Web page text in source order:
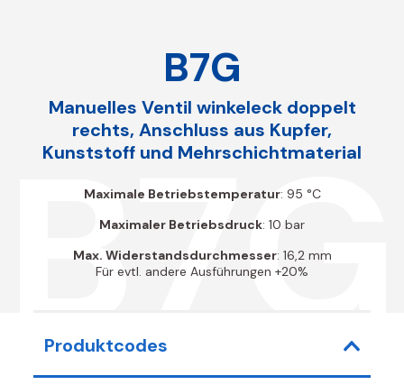
B7G
B7G
Manuelles Ventil winkeleck doppelt
rechts, Anschluss aus Kupfer,
Kunststoff und Mehrschichtmaterial
Maximale Betriebstemperatur: 95 °C
Maximaler Betriebsdruck: 10 bar
Max. Widerstandsdurchmesser: 16,2 mm
Für evtl. andere Ausführungen +20%
Produktcodes